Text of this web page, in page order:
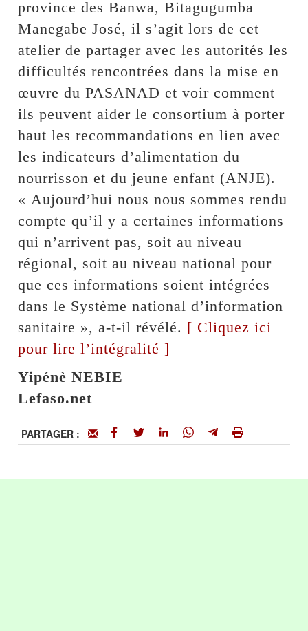
province des Banwa, Bitagugumba
Manegabe José, il s’agit lors de cet
atelier de partager avec les autorités les
difficultés rencontrées dans la mise en
œuvre du PASANAD et voir comment
ils peuvent aider le consortium à porter
haut les recommandations en lien avec
les indicateurs d’alimentation du
nourrisson et du jeune enfant (ANJE).
« Aujourd’hui nous nous sommes rendu
compte qu’il y a certaines informations
qui n’arrivent pas, soit au niveau
régional, soit au niveau national pour
que ces informations soient intégrées
dans le Système national d’information
sanitaire », a-t-il révélé. [ Cliquez ici
pour lire l’intégralité ]
Yipénè NEBIE
Lefaso.net
PARTAGER :